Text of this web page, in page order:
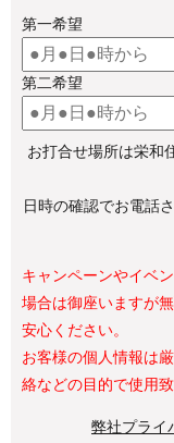
第一希望
第二希望
お打合せ場所は栄和
日時の確認でお電話
キャンペーンやイベ
場合は御座いますが
安心ください。
お客様の個人情報は
絡などの目的で使用致
弊社プライ